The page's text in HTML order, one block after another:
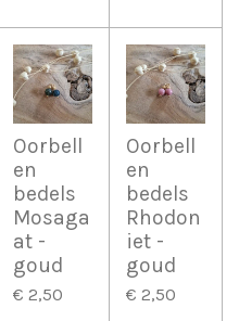
Oorbell
en
bedels
Mosaga
at -
goud
€ 2,50
Oorbell
en
bedels
Rhodon
iet -
goud
€ 2,50